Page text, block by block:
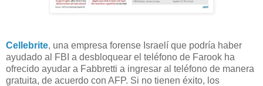
Cellebrite, una empresa forense Israelí que podría haber
ayudado al FBI a desbloquear el teléfono de Farook ha
ofrecido ayudar a Fabbretti a ingresar al teléfono de manera
gratuita, de acuerdo con AFP. Si no tienen éxito, los